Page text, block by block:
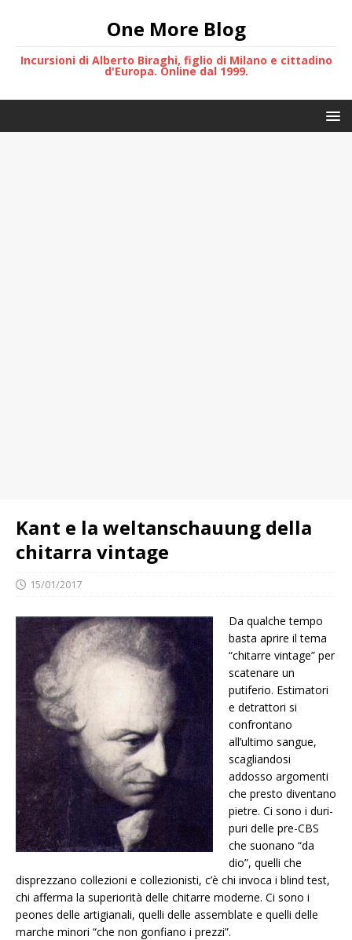
One More Blog
Incursioni di Alberto Biraghi, figlio di Milano e cittadino
d'Europa. Online dal 1999.
Kant e la weltanschauung della
chitarra vintage
15/01/2017
Da qualche tempo
basta aprire il tema
“chitarre vintage” per
scatenare un
putiferio. Estimatori
e detrattori si
confrontano
all’ultimo sangue,
scagliandosi
addosso argomenti
che presto diventano
pietre. Ci sono i duri-
puri delle pre-CBS
che suonano “da
dio”, quelli che
disprezzano collezioni e collezionisti, c’è chi invoca i blind test,
chi afferma la superiorità delle chitarre moderne. Ci sono i
peones delle artigianali, quelli delle assemblate e quelli delle
marche minori “che non gonfiano i prezzi”.